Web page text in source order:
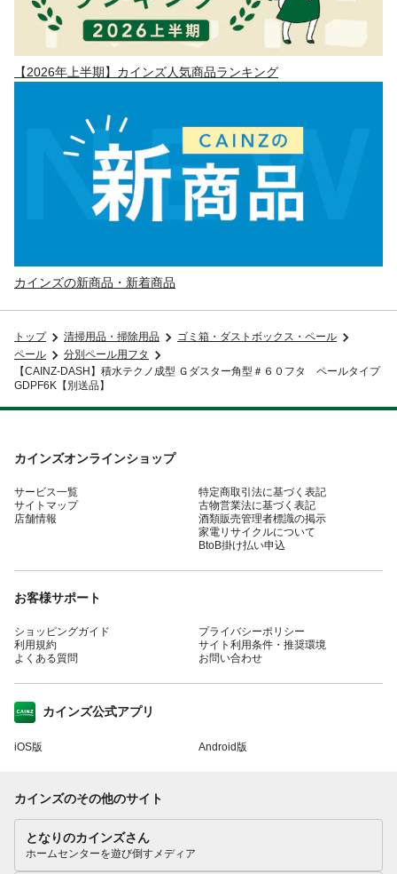
【2026年上半期】カインズ人気商品ランキング
カインズの新商品・新着商品
トップ 清掃用品・掃除用品
ゴミ箱・ダストボックス・ペール
ペール
分別ペール用フタ
【CAINZ-DASH】積水テクノ成型 Ｇダスター角型＃６０フタ ペールタイプ
GDPF6K【別送品】
カインズオンラインショップ
サービス一覧
サイトマップ
店舗情報
特定商取引法に基づく表記
古物営業法に基づく表記
酒類販売管理者標識の掲示
家電リサイクルについて
BtoB掛け払い申込
お客様サポート
ショッピングガイド
利用規約
よくある質問
プライバシーポリシー
サイト利用条件・推奨環境
お問い合わせ
カインズ公式アプリ
iOS版 Android版
カインズのその他のサイト
となりのカインズさん
ホームセンターを遊び倒すメディア